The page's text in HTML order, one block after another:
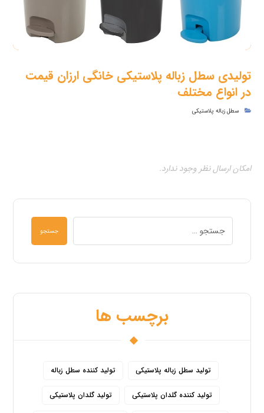
تولیدی سطل زباله پلاستیکی خانگی ارزان قیمت
در انواع مختلف
سطل زباله پلاستیکی
امکان ارسال نظر وجود ندارد.
جستجو
برچسب ها
تولید سطل زباله پلاستیکی تولید کننده سطل زباله
تولید کننده گلدان پلاستیکی تولید گلدان پلاستیکی